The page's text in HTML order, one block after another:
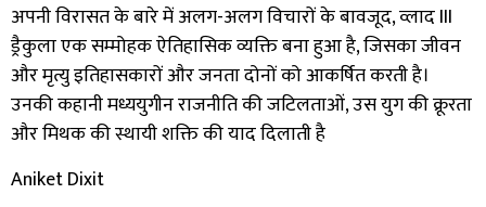
अपनी विरासत के बारे में अलग-अलग विचारों के बावजूद, व्लाद III
ड्रैकुला एक सम्मोहक ऐतिहासिक व्यक्ति बना हुआ है, जिसका जीवन
और मृत्यु इतिहासकारों और जनता दोनों को आकर्षित करती है।
उनकी कहानी मध्ययुगीन राजनीति की जटिलताओं, उस युग की क्रूरता
और मिथक की स्थायी शक्ति की याद दिलाती है
Aniket Dixit